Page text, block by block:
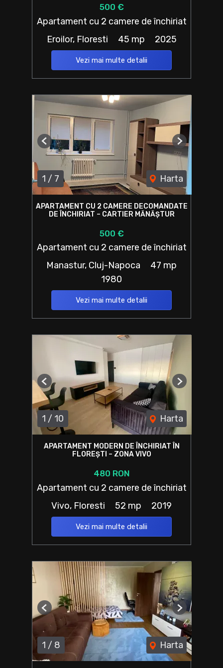
500 €
Apartament cu 2 camere de închiriat
Eroilor, Floresti
45 mp 2025
Vezi mai multe detalii
1 / 7 Harta
Previous Next
APARTAMENT CU 2 CAMERE DECOMANDATE
DE ÎNCHIRIAT – CARTIER MĂNĂȘTUR
500 €
Apartament cu 2 camere de închiriat
Manastur, Cluj-Napoca
47 mp
1980
Vezi mai multe detalii
1 / 10 Harta
Previous Next
APARTAMENT MODERN DE ÎNCHIRIAT ÎN
FLOREȘTI – ZONA VIVO
480 RON
Apartament cu 2 camere de închiriat
Vivo, Floresti
52 mp 2019
Vezi mai multe detalii
1 / 8 Harta
Previous Next